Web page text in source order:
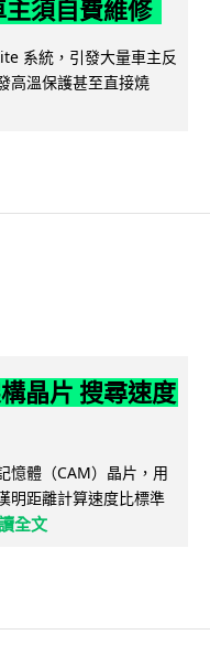
須自費維修
系統，引發大量車主反
高溫保護甚至直接燒
晶片 搜尋速度
憶體（CAM）晶片，用
明距離計算速度比標準
全文